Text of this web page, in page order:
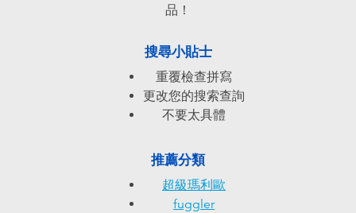
戶外及運動用品
角色扮演及造型系列
Globber高樂寶
品！
搜尋小貼士
重覆檢查拼寫
更改您的搜索查詢
不要太具體
推薦分類
超級瑪利歐
fuggler